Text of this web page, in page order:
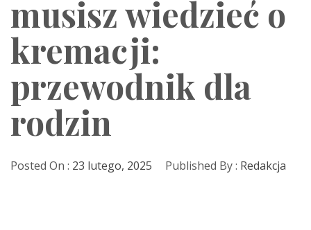
musisz wiedzieć o
kremacji:
przewodnik dla
rodzin
Posted On : 23 lutego, 2025 Published By : Redakcja